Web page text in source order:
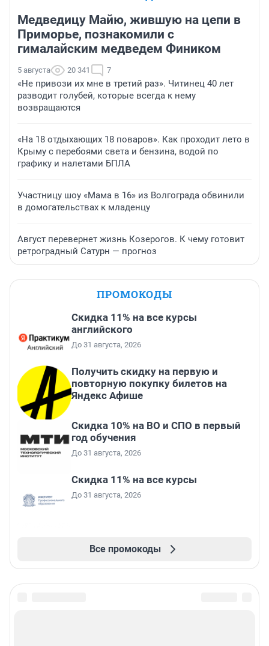
Медведицу Майю, жившую на цепи в
Приморье, познакомили с
гималайским медведем Фиником
5 августа 20 341 7
«Не привози их мне в третий раз». Читинец 40 лет
разводит голубей, которые всегда к нему
возвращаются
«На 18 отдыхающих 18 поваров». Как проходит лето в
Крыму с перебоями света и бензина, водой по
графику и налетами БПЛА
Участницу шоу «Мама в 16» из Волгограда обвинили
в домогательствах к младенцу
Август перевернет жизнь Козерогов. К чему готовит
ретроградный Сатурн — прогноз
ПРОМОКОДЫ
Скидка 11% на все курсы
английского
До 31 августа, 2026
Получить скидку на первую и
повторную покупку билетов на
Яндекс Афише
Скидка 10% на ВО и СПО в первый
год обучения
До 31 августа, 2026
Скидка 11% на все курсы
До 31 августа, 2026
Все промокоды